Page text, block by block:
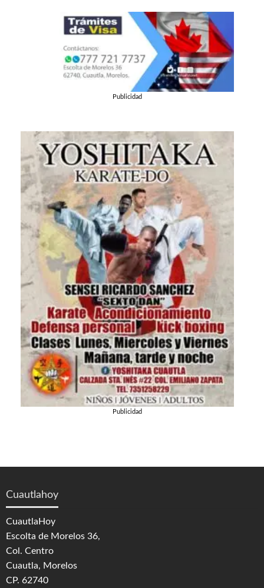
Publicidad
Publicidad
Cuautlahoy
CuautlaHoy
Escolta de Morelos 36,
Col. Centro
Cuautla, Morelos
CP. 62740